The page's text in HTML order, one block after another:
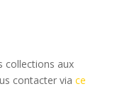
collections aux
contacter viace